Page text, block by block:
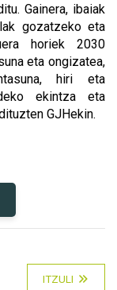
Gainera, ibaiak
gozatzeko eta
horiek 2030
eta ongizatea,
hiri eta
ekintza eta
GJHekin.
ITZULI